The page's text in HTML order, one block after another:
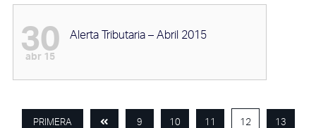
30
abr 15
Alerta Tributaria – Abril 2015
PRIMERA 9 10 11 12 13